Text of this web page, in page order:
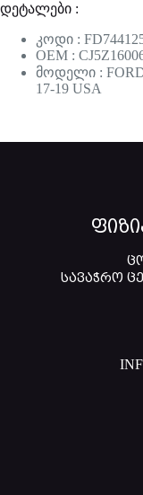
დეტალები :
კოდი :
OEM :
მოდელი : FORD
17-19 USA
სავაჭრო